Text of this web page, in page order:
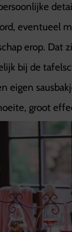
eventueel
erop. Dat
bij de
eigen
groot